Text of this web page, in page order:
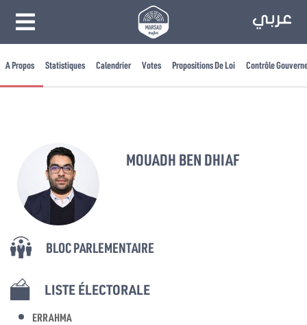
A Propos Statistiques Calendrier Votes Propositions De Loi Contrôle
MOUADH BEN DHIAF
BLOC PARLEMENTAIRE
LISTE ÉLECTORALE
ERRAHMA